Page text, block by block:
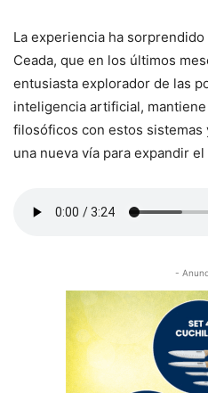
La experiencia ha
Ceada, que en los últimos
entusiasta explorador de las
inteligencia artificial,
filosóficos con estos sistemas
una nueva vía para expandir
-